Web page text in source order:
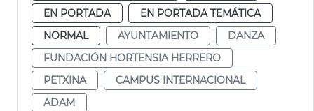
EN PORTADA
EN PORTADA TEMÁTICA
NORMAL
AYUNTAMIENTO
DANZA
FUNDACIÓN HORTENSIA HERRERO
PETXINA
CAMPUS INTERNACIONAL
ADAM